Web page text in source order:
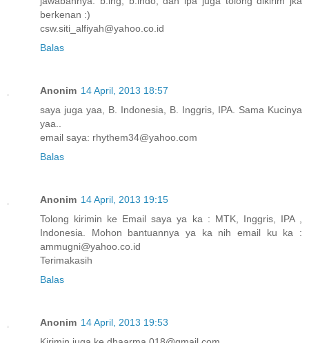
berkenan :)
csw.siti_alfiyah@yahoo.co.id
Balas
Anonim 14 April, 2013 18:57
saya juga yaa, B. Indonesia, B. Inggris, IPA. Sama Kucinya
yaa..
email saya: rhythem34@yahoo.com
Balas
Anonim 14 April, 2013 19:15
Tolong kirimin ke Email saya ya ka : MTK, Inggris, IPA ,
Indonesia. Mohon bantuannya ya ka nih email ku ka :
ammugni@yahoo.co.id
Terimakasih
Balas
Anonim 14 April, 2013 19:53